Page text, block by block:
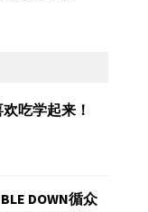
吃学起来！
DOWN循众